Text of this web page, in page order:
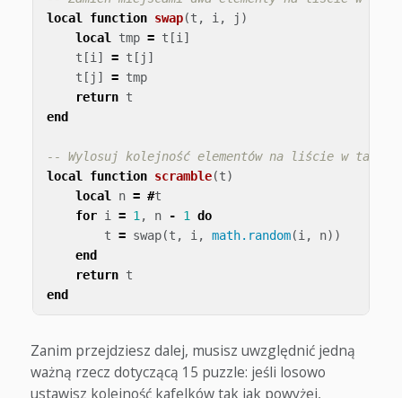
local function swap(t , i, j )
local tmp = t [i]
t [i] = t [ j ]
t [ j ] = tmp
return t
end
-- Wylosuj kolejność elementów na liście w tabeli
local function scramble(t)
local n = #t
for i = 1, n - 1 do
t = swap(t , i, math.random(i, n))
end
return t
end
Zanim przejdziesz dalej, musisz uwzględnić jedną
ważną rzecz dotyczącą 15 puzzle: jeśli losowo
ustawisz kolejność kafelków tak jak powyżej,